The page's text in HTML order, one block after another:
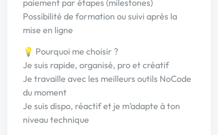
paiement par étapes (milestones)
Possibilité de formation ou suivi après la
mise en ligne
💡 Pourquoi me choisir ?
Je suis rapide, organisé, pro et créatif
Je travaille avec les meilleurs outils NoCode
du moment
Je suis dispo, réactif et je m’adapte à ton
niveau technique